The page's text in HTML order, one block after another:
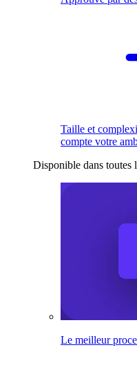
Taille et
compte votre
Disponible dans toutes
Le meilleur